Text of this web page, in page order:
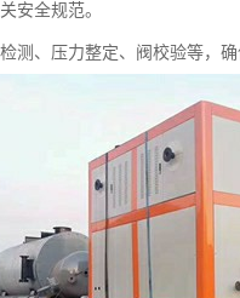
安全规范。
测、压力整定、阀校验等，